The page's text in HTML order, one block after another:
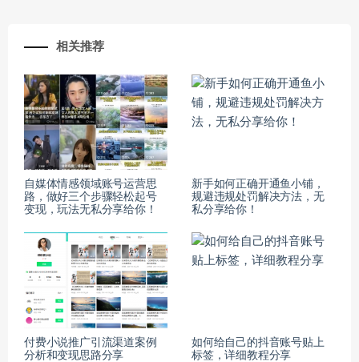
相关推荐
自媒体情感领域账号运营思
路，做好三个步骤轻松起号
变现，玩法无私分享给你！
新手如何正确开通鱼小铺，
规避违规处罚解决方法，无
私分享给你！
付费小说推广引流渠道案例
分析和变现思路分享
如何给自己的抖音账号贴上
标签，详细教程分享